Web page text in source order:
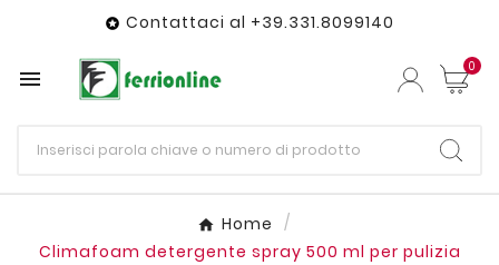
 Contattaci al +39.331.8099140
 0
Home
Climafoam detergente spray 500 ml per pulizia